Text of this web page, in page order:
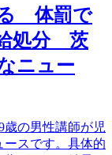
る 体罰で
処分 茨
ニュー
歳の男性講師が児
スです。具体的